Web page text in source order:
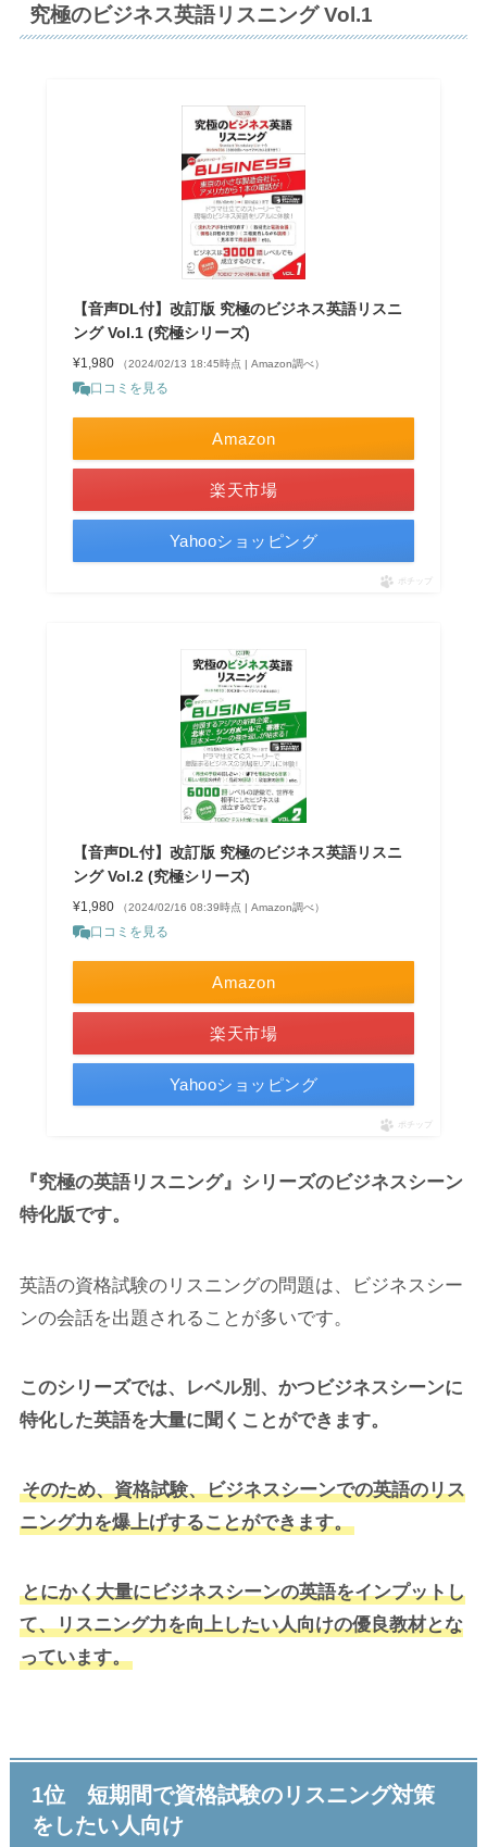
究極のビジネス英語リスニング Vol.1
【音声DL付】改訂版 究極のビジネス英語リスニ
ング Vol.1 (究極シリーズ)
¥1,980 （2024/02/13 18:45時点 | Amazon調べ）
口コミを見る
Amazon
楽天市場
Yahooショッピング
ポチップ
【音声DL付】改訂版 究極のビジネス英語リスニ
ング Vol.2 (究極シリーズ)
¥1,980 （2024/02/16 08:39時点 | Amazon調べ）
口コミを見る
Amazon
楽天市場
Yahooショッピング
ポチップ
『究極の英語リスニング』シリーズのビジネスシーン
特化版です。
英語の資格試験のリスニングの問題は、ビジネスシー
ンの会話を出題されることが多いです。
このシリーズでは、レベル別、かつビジネスシーンに
特化した英語を大量に聞くことができます。
そのため、資格試験、ビジネスシーンでの英語のリス
ニング力を爆上げすることができます。
とにかく大量にビジネスシーンの英語をインプットし
て、リスニング力を向上したい人向けの優良教材とな
っています。
1位 短期間で資格試験のリスニング対策
をしたい人向け